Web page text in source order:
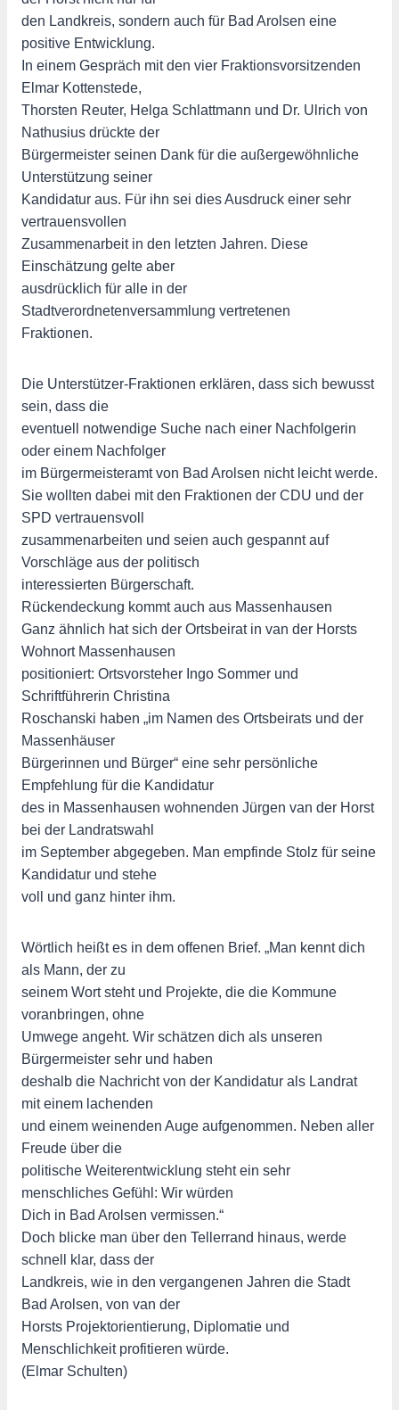
den Landkreis, sondern auch für Bad Arolsen eine
positive Entwicklung.
In einem Gespräch mit den vier Fraktionsvorsitzenden
Elmar Kottenstede,
Thorsten Reuter, Helga Schlattmann und Dr. Ulrich von
Nathusius drückte der
Bürgermeister seinen Dank für die außergewöhnliche
Unterstützung seiner
Kandidatur aus. Für ihn sei dies Ausdruck einer sehr
vertrauensvollen
Zusammenarbeit in den letzten Jahren. Diese
Einschätzung gelte aber
ausdrücklich für alle in der
Stadtverordnetenversammlung vertretenen
Fraktionen.
Die Unterstützer-Fraktionen erklären, dass sich bewusst
sein, dass die
eventuell notwendige Suche nach einer Nachfolgerin
oder einem Nachfolger
im Bürgermeisteramt von Bad Arolsen nicht leicht werde.
Sie wollten dabei mit den Fraktionen der CDU und der
SPD vertrauensvoll
zusammenarbeiten und seien auch gespannt auf
Vorschläge aus der politisch
interessierten Bürgerschaft.
Rückendeckung kommt auch aus Massenhausen
Ganz ähnlich hat sich der Ortsbeirat in van der Horsts
Wohnort Massenhausen
positioniert: Ortsvorsteher Ingo Sommer und
Schriftführerin Christina
Roschanski haben „im Namen des Ortsbeirats und der
Massenhäuser
Bürgerinnen und Bürger“ eine sehr persönliche
Empfehlung für die Kandidatur
des in Massenhausen wohnenden Jürgen van der Horst
bei der Landratswahl
im September abgegeben. Man empfinde Stolz für seine
Kandidatur und stehe
voll und ganz hinter ihm.
Wörtlich heißt es in dem offenen Brief. „Man kennt dich
als Mann, der zu
seinem Wort steht und Projekte, die die Kommune
voranbringen, ohne
Umwege angeht. Wir schätzen dich als unseren
Bürgermeister sehr und haben
deshalb die Nachricht von der Kandidatur als Landrat
mit einem lachenden
und einem weinenden Auge aufgenommen. Neben aller
Freude über die
politische Weiterentwicklung steht ein sehr
menschliches Gefühl: Wir würden
Dich in Bad Arolsen vermissen.“
Doch blicke man über den Tellerrand hinaus, werde
schnell klar, dass der
Landkreis, wie in den vergangenen Jahren die Stadt
Bad Arolsen, von van der
Horsts Projektorientierung, Diplomatie und
Menschlichkeit profitieren würde.
(Elmar Schulten)